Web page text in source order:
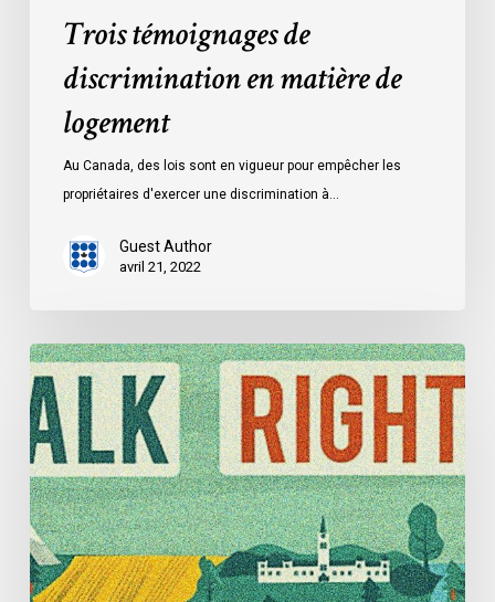
Trois témoignages de
discrimination en matière de
logement
Au Canada, des lois sont en vigueur pour empêcher les
propriétaires d'exercer une discrimination à…
Guest Author
avril 21, 2022
Trois
témoignages
de
discrimination
en
matière
de
logement